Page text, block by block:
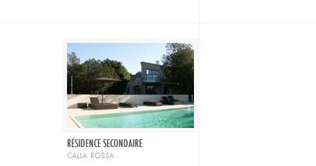
RÉSIDENCE SECONDAIRE
calla rossa